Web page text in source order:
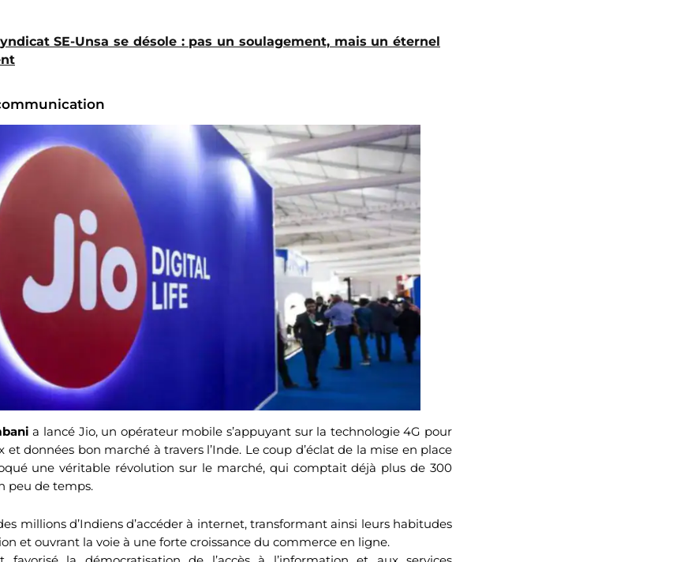
SE-Unsa se désole : pas un soulagement, mais un éternel
a lancé Jio, un opérateur mobile s’appuyant sur la technologie 4G pour
et données bon marché à travers l’Inde. Le coup d’éclat de la mise en place
une véritable révolution sur le marché, qui comptait déjà plus de 300
peu de temps.
millions d’Indiens d’accéder à internet, transformant ainsi leurs habitudes
et ouvrant la voie à une forte croissance du commerce en ligne.